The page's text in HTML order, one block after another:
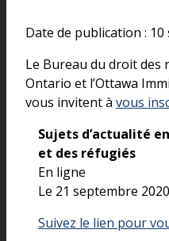
Date de publication :
Le Bureau du droit des
Ontario et l’Ottawa
vous invitent à vous
Sujets d’actualité
et des réfugiés
En ligne
Le 21 septembre
Suivez le lien pour